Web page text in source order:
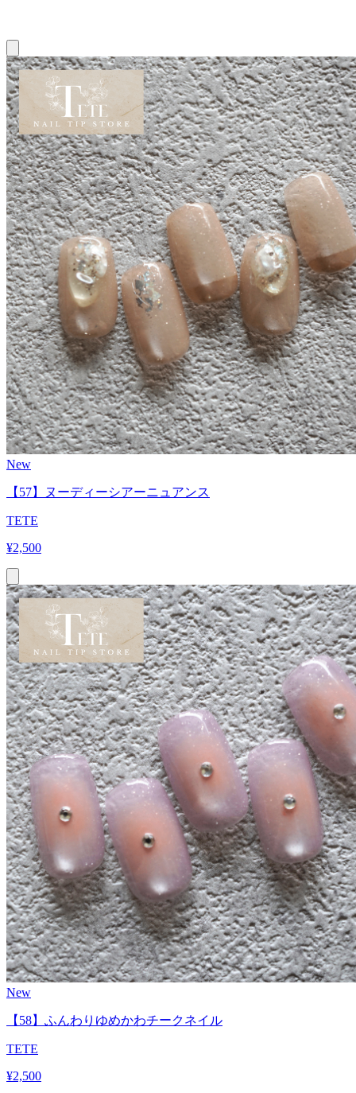
New
【57】ヌーディーシアーニュアンス
TETE
¥2,500
New
【58】ふんわりゆめかわチークネイル
TETE
¥2,500